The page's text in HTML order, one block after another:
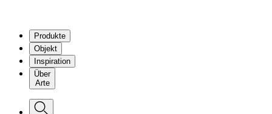
Produkte
Objekt
Inspiration
Über
Arte